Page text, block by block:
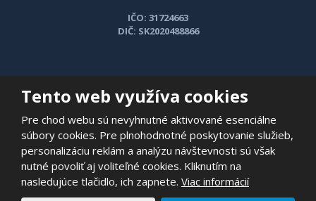
IČO: 31724663
DIČ: SK2020488866
PODROBNÉ KONTAKTY
Tento web využíva cookies
Pre chod webu sú nevyhnutné aktivované esenciálne
súbory cookies. Pre plnohodnotné poskytovanie služieb,
personalizáciu reklám a analýzu návštevnosti sú však
nutné povoliť aj voliteľné cookies. Kliknutím na
nasledujúce tlačidlo, ich zapnete. Viac informácií